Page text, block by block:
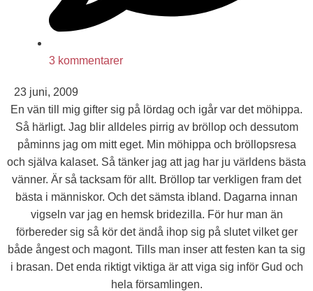
3 kommentarer
23 juni, 2009
En vän till mig gifter sig på lördag och igår var det möhippa.
Så härligt. Jag blir alldeles pirrig av bröllop och dessutom
påminns jag om mitt eget. Min möhippa och bröllopsresa
och själva kalaset. Så tänker jag att jag har ju världens bästa
vänner. Är så tacksam för allt. Bröllop tar verkligen fram det
bästa i människor. Och det sämsta ibland. Dagarna innan
vigseln var jag en hemsk bridezilla. För hur man än
förbereder sig så kör det ändå ihop sig på slutet vilket ger
både ångest och magont. Tills man inser att festen kan ta sig
i brasan. Det enda riktigt viktiga är att viga sig inför Gud och
hela församlingen.